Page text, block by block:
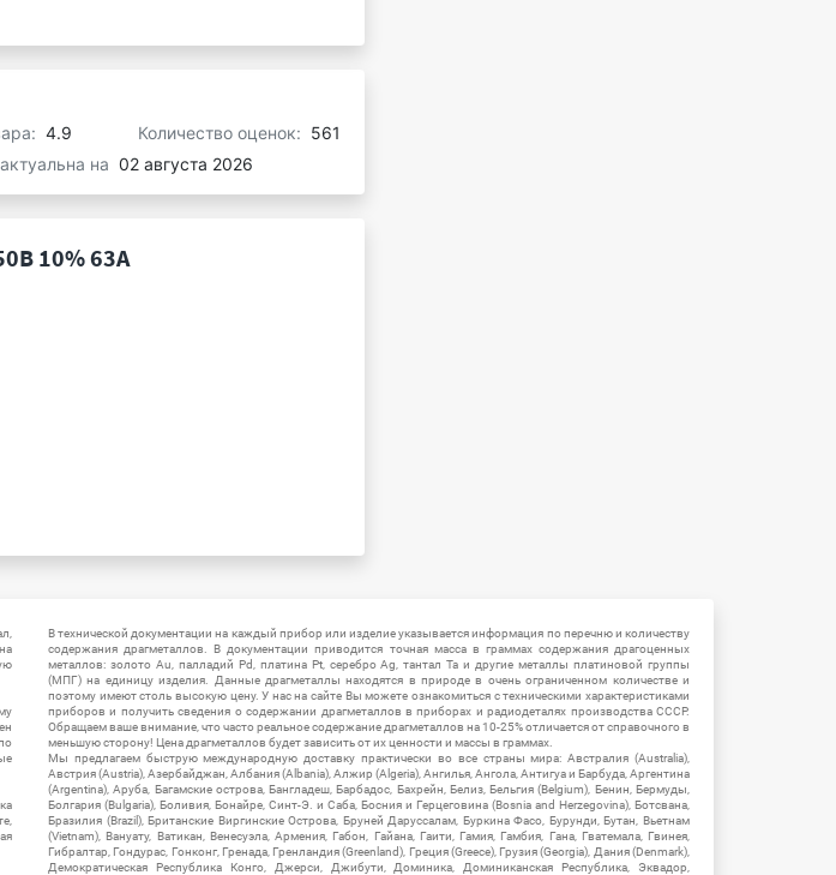
4.9 Количество оценок: 561
на 02 августа 2026
10% 63А
В технической документации на каждый прибор или изделие указывается информация по перечню и количеству
содержания драгметаллов. В документации приводится точная масса в граммах содержания драгоценных
металлов: золото Au, палладий Pd, платина Pt, серебро Ag, тантал Ta и другие металлы платиновой группы
(МПГ) на единицу изделия. Данные драгметаллы находятся в природе в очень ограниченном количестве и
поэтому имеют столь высокую цену. У нас на сайте Вы можете ознакомиться с техническими характеристиками
приборов и получить сведения о содержании драгметаллов в приборах и радиодеталях производства СССР.
Обращаем ваше внимание, что часто реальное содержание драгметаллов на 10-25% отличается от справочного в
меньшую сторону! Цена драгметаллов будет зависить от их ценности и массы в граммах.
Мы предлагаем быструю международную доставку практически во все страны мира: Австралия (Australia),
Австрия (Austria), Азербайджан, Албания (Albania), Алжир (Algeria), Ангилья, Ангола, Антигуа и Барбуда, Аргентина
(Argentina), Аруба, Багамские острова, Бангладеш, Барбадос, Бахрейн, Белиз, Бельгия (Belgium), Бенин, Бермуды,
Болгария (Bulgaria), Боливия, Бонайре, Синт-Э. и Саба, Босния и Герцеговина (Bosnia and Herzegovina), Ботсвана,
Бразилия (Brazil), Британские Виргинские Острова, Бруней Даруссалам, Буркина Фасо, Бурунди, Бутан, Вьетнам
(Vietnam), Вануату, Ватикан, Венесуэла, Армения, Габон, Гайана, Гаити, Гамия, Гамбия, Гана, Гватемала, Гвинея,
Гибралтар, Гондурас, Гонконг, Гренада, Гренландия (Greenland), Греция (Greece), Грузия (Georgia), Дания (Denmark),
Демократическая Республика Конго, Джерси, Джибути, Доминика, Доминиканская Республика, Эквадор,